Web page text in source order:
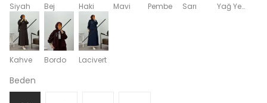
Siyah Bej Haki Mavi Pembe Sarı Yağ Yeşili
Kahve Bordo Lacivert
Beden